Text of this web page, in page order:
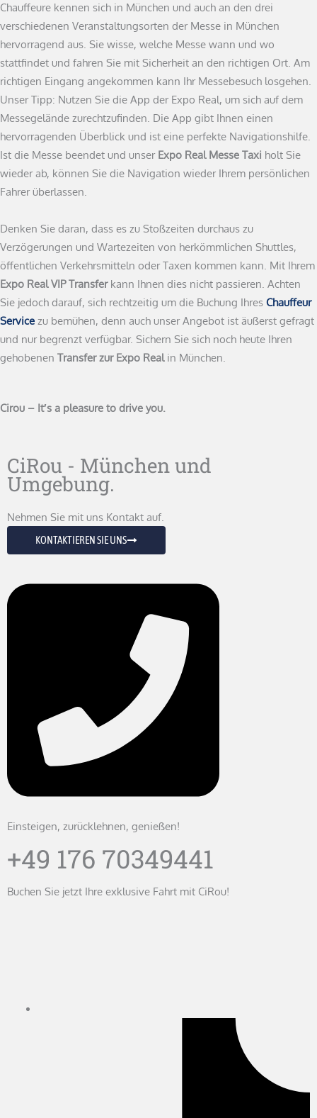
Chauffeure kennen sich in München und auch an den drei
verschiedenen Veranstaltungsorten der Messe in München
hervorragend aus. Sie wisse, welche Messe wann und wo
stattfindet und fahren Sie mit Sicherheit an den richtigen Ort. Am
richtigen Eingang angekommen kann Ihr Messebesuch losgehen.
Unser Tipp: Nutzen Sie die App der Expo Real, um sich auf dem
Messegelände zurechtzufinden. Die App gibt Ihnen einen
hervorragenden Überblick und ist eine perfekte Navigationshilfe.
Ist die Messe beendet und unser Expo Real Messe Taxi holt Sie
wieder ab, können Sie die Navigation wieder Ihrem persönlichen
Fahrer überlassen.
Denken Sie daran, dass es zu Stoßzeiten durchaus zu
Verzögerungen und Wartezeiten von herkömmlichen Shuttles,
öffentlichen Verkehrsmitteln oder Taxen kommen kann. Mit Ihrem
Expo Real VIP Transfer kann Ihnen dies nicht passieren. Achten
Sie jedoch darauf, sich rechtzeitig um die Buchung Ihres Chauffeur
Service zu bemühen, denn auch unser Angebot ist äußerst gefragt
und nur begrenzt verfügbar. Sichern Sie sich noch heute Ihren
gehobenen Transfer zur Expo Realin München.
Cirou – It′s a pleasure to drive you.
CiRou - München und
Umgebung.
Nehmen Sie mit uns Kontakt auf.
KONTAKTIEREN SIE UNS
Einsteigen, zurücklehnen, genießen!
+49 176 70349441
Buchen Sie jetzt Ihre exklusive Fahrt mit CiRou!